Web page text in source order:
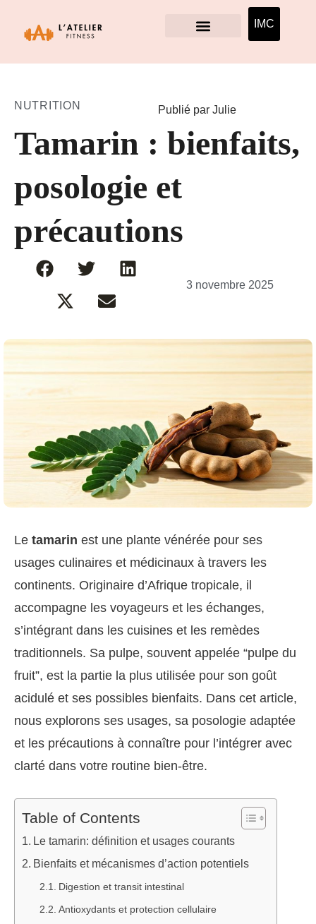
IMC
NUTRITION Publié par Julie
Tamarin : bienfaits,
posologie et
précautions
3 novembre 2025
Le tamarin est une plante vénérée pour ses
usages culinaires et médicinaux à travers les
continents. Originaire d’Afrique tropicale, il
accompagne les voyageurs et les échanges,
s’intégrant dans les cuisines et les remèdes
traditionnels. Sa pulpe, souvent appelée “pulpe du
fruit”, est la partie la plus utilisée pour son goût
acidulé et ses possibles bienfaits. Dans cet article,
nous explorons ses usages, sa posologie adaptée
et les précautions à connaître pour l’intégrer avec
clarté dans votre routine bien-être.
Table of Contents
Le tamarin: définition et usages courants
Bienfaits et mécanismes d’action potentiels
Digestion et transit intestinal
Antioxydants et protection cellulaire